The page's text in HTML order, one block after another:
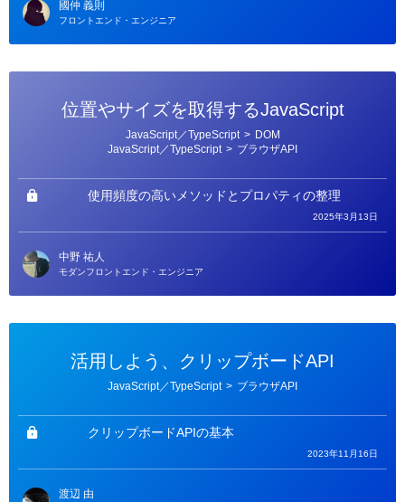
國仲 義則
フロントエンド・エンジニア
位置やサイズを取得するJavaScript
ー
JavaScript／TypeScript > DOM
JavaScript／TypeScript > ブラウザAPI
使用頻度の高いメソッドとプロパティの整理
2025年3月13日
中野 祐人
モダンフロントエンド・エンジニア
活用しよう、クリップボードAPI
リ
ー
JavaScript／TypeScript > ブラウザAPI
クリップボードAPIの基本
2023年11月16日
渡辺 由